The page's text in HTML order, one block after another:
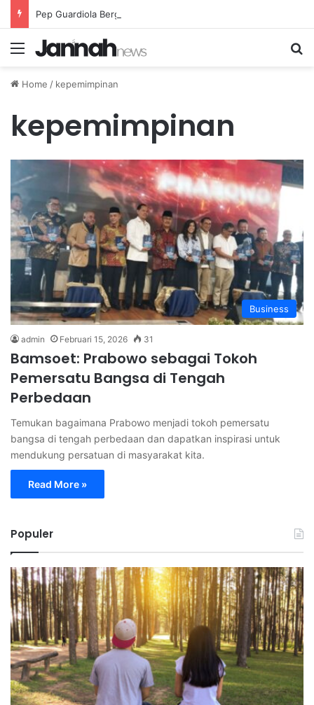
Menu
Home / kepemimpinan
kepemimpinan
Business
admin Februari 15, 2026 31
Bamsoet: Prabowo sebagai Tokoh
Pemersatu Bangsa di Tengah
Perbedaan
Temukan bagaimana Prabowo menjadi tokoh pemersatu
bangsa di tengah perbedaan dan dapatkan inspirasi untuk
mendukung persatuan di masyarakat kita.
Read More »
Populer